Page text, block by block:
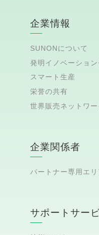
企業情報
SUNONについて
発明イノベーショ
スマート生産
栄誉の共有
世界販売ネットワー
企業関係者
パートナー専用エリ
サポートサー